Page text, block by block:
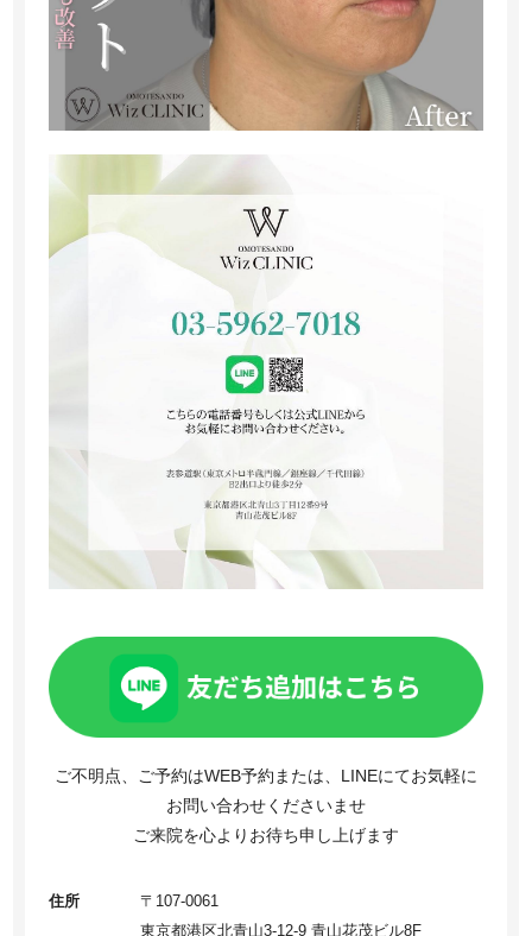
ご不明点、ご予約はWEB予約または、LINEにてお気軽に
お問い合わせくださいませ
ご来院を心よりお待ち申し上げます
住所
〒107-0061
東京都港区北青山3-12-9 青山花茂ビル8F